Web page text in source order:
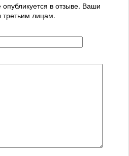
в отзыве. Ваши
лицам.